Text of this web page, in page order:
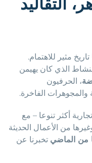
مثير للاهتمام.
الذي كان يهيمن
، الحرفيون
الفاخرة.
أكثر تنوعا – مع
من الأعمال الحديثة
من الماضي تخبرنا عن